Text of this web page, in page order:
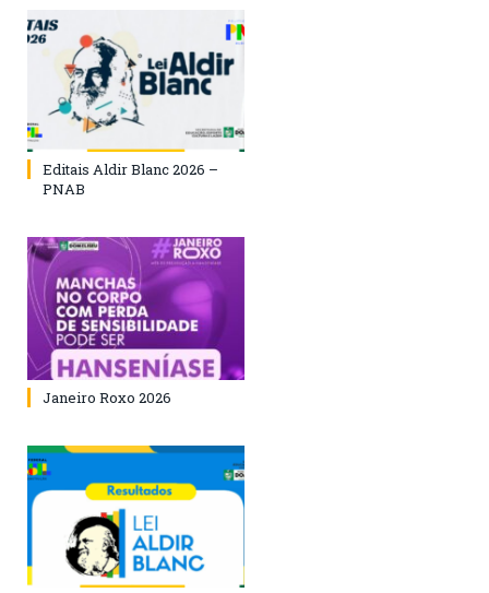
Editais Aldir Blanc 2026 –
PNAB
Janeiro Roxo 2026